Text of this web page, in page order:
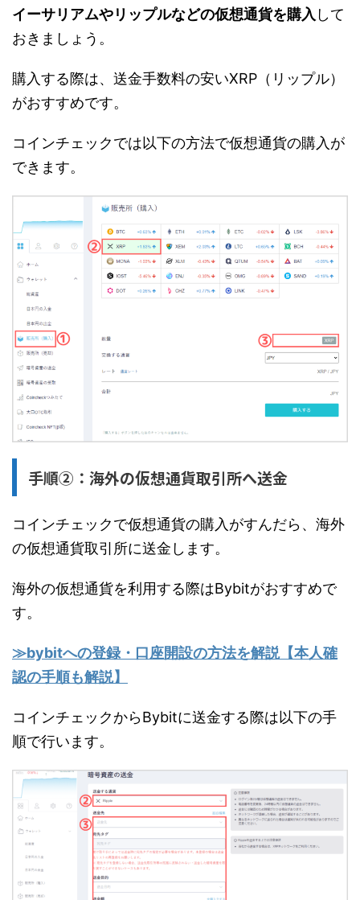
イーサリアムやリップルなどの仮想通貨を購入 して
おきましょう。
購入する際は、送金手数料の安いXRP（リップル）
がおすすめです。
コインチェックでは以下の方法で仮想通貨の購入が
できます。
手順②：海外の仮想通貨取引所へ送金
コインチェックで仮想通貨の購入がすんだら、海外
の仮想通貨取引所に送金します。
海外の仮想通貨を利用する際はBybitがおすすめで
す。
≫bybitへの登録・口座開設の方法を解説【本人確
認の手順も解説】
コインチェックからBybitに送金する際は以下の手
順で行います。